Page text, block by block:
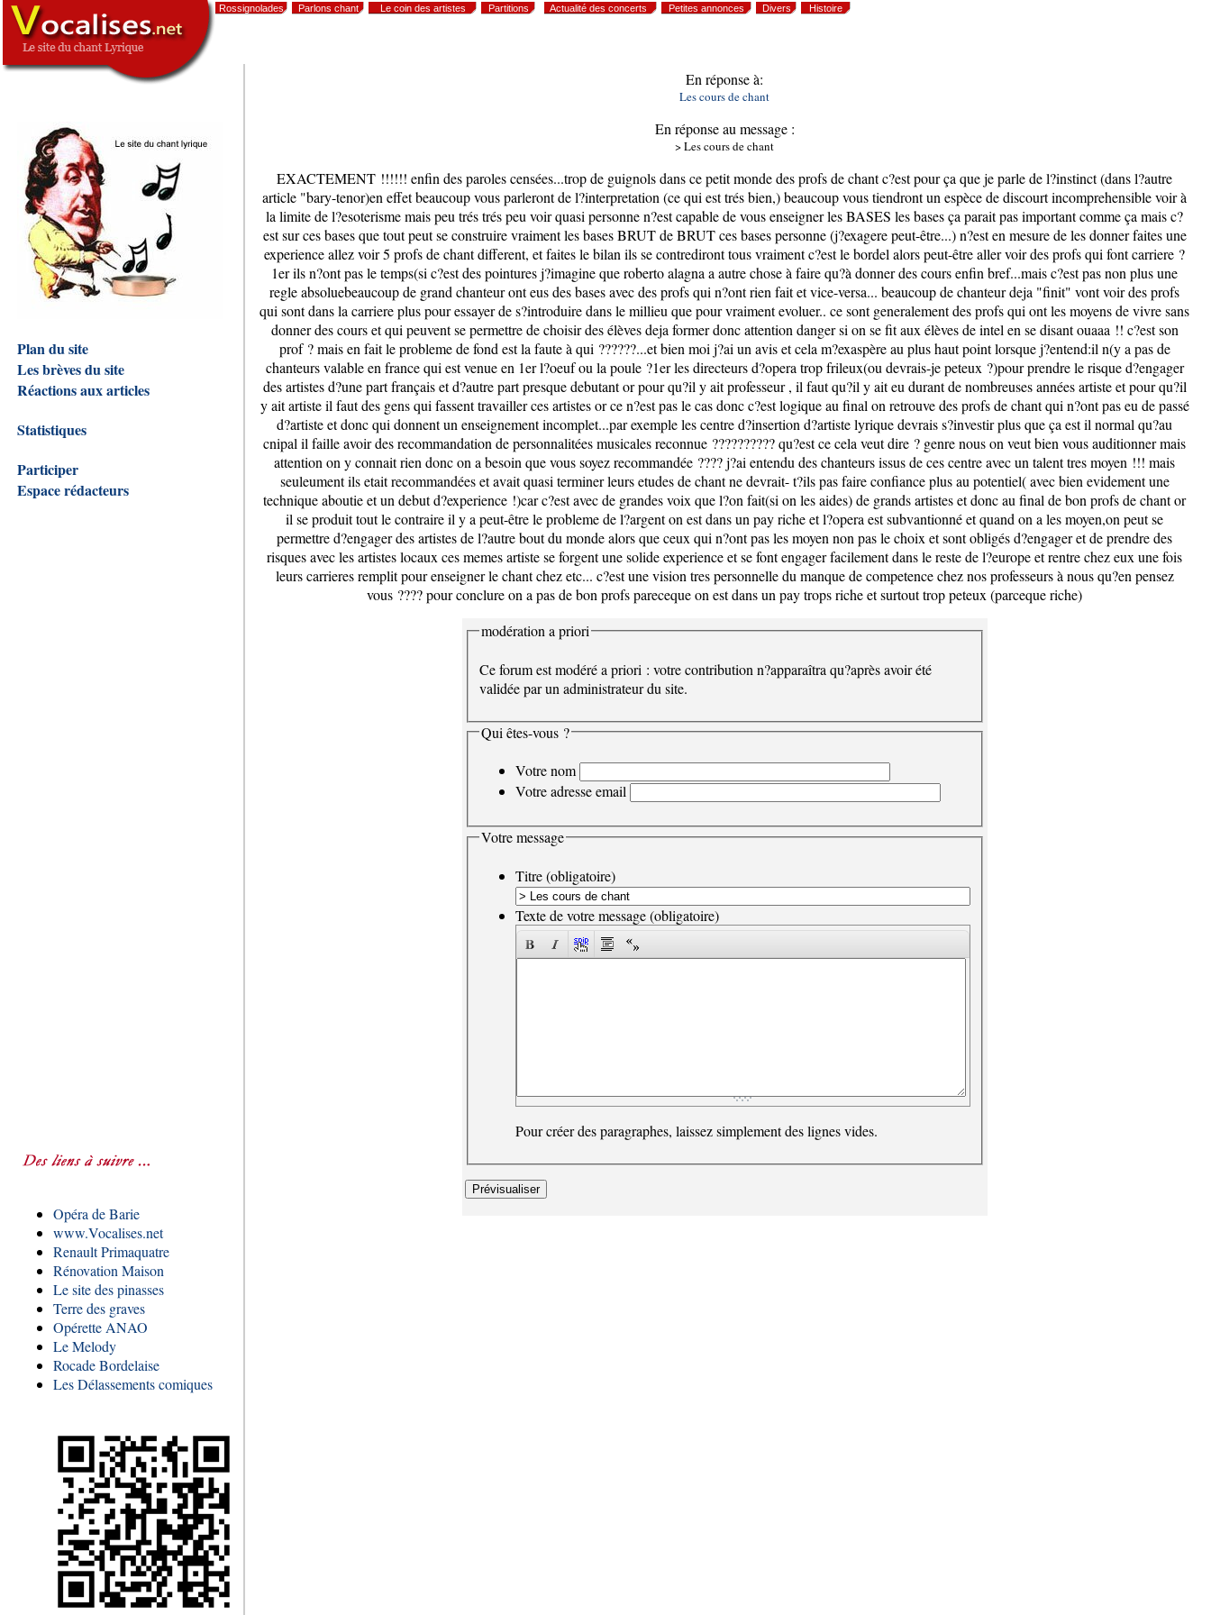
Rossignolades Parlons chant Le coin des artistes Partitions Actualité des concerts Petites annonces Divers Histoire
Plan du site
Les brèves du site
Réactions aux articles
Statistiques
Participer
Espace rédacteurs
Opéra de Barie
www.Vocalises.net
Renault Primaquatre
Rénovation Maison
Le site des pinasses
Terre des graves
Opérette ANAO
Le Melody
Rocade Bordelaise
Les Délassements comiques
En réponse à:
Les cours de chant
En réponse au message :
> Les cours de chant
EXACTEMENT !!!!!! enfin des paroles censées...trop de guignols dans ce petit monde des profs de chant c?est pour ça que je parle de l?instinct (dans l?autre
article "bary-tenor)en effet beaucoup vous parleront de l?interpretation (ce qui est trés bien,) beaucoup vous tiendront un espèce de discourt incomprehensible voir à
la limite de l?esoterisme mais peu trés trés peu voir quasi personne n?est capable de vous enseigner les BASES les bases ça parait pas important comme ça mais c?
est sur ces bases que tout peut se construire vraiment les bases BRUT de BRUT ces bases personne (j?exagere peut-être...) n?est en mesure de les donner faites une
experience allez voir 5 profs de chant different, et faites le bilan ils se contrediront tous vraiment c?est le bordel alors peut-être aller voir des profs qui font carriere ?
1er ils n?ont pas le temps(si c?est des pointures j?imagine que roberto alagna a autre chose à faire qu?à donner des cours enfin bref...mais c?est pas non plus une
regle absoluebeaucoup de grand chanteur ont eus des bases avec des profs qui n?ont rien fait et vice-versa... beaucoup de chanteur deja "finit" vont voir des profs
qui sont dans la carriere plus pour essayer de s?introduire dans le millieu que pour vraiment evoluer.. ce sont generalement des profs qui ont les moyens de vivre sans
donner des cours et qui peuvent se permettre de choisir des élèves deja former donc attention danger si on se fit aux élèves de intel en se disant ouaaa !! c?est son
prof ? mais en fait le probleme de fond est la faute à qui ??????...et bien moi j?ai un avis et cela m?exaspère au plus haut point lorsque j?entend:il n(y a pas de
chanteurs valable en france qui est venue en 1er l?oeuf ou la poule ?1er les directeurs d?opera trop frileux(ou devrais-je peteux ?)pour prendre le risque d?engager
des artistes d?une part français et d?autre part presque debutant or pour qu?il y ait professeur , il faut qu?il y ait eu durant de nombreuses années artiste et pour qu?il
y ait artiste il faut des gens qui fassent travailler ces artistes or ce n?est pas le cas donc c?est logique au final on retrouve des profs de chant qui n?ont pas eu de passé
d?artiste et donc qui donnent un enseignement incomplet...par exemple les centre d?insertion d?artiste lyrique devrais s?investir plus que ça est il normal qu?au
cnipal il faille avoir des recommandation de personnalitées musicales reconnue ?????????? qu?est ce cela veut dire ? genre nous on veut bien vous auditionner mais
attention on y connait rien donc on a besoin que vous soyez recommandée ???? j?ai entendu des chanteurs issus de ces centre avec un talent tres moyen !!! mais
seuleument ils etait recommandées et avait quasi terminer leurs etudes de chant ne devrait- t?ils pas faire confiance plus au potentiel( avec bien evidement une
technique aboutie et un debut d?experience !)car c?est avec de grandes voix que l?on fait(si on les aides) de grands artistes et donc au final de bon profs de chant or
il se produit tout le contraire il y a peut-être le probleme de l?argent on est dans un pay riche et l?opera est subvantionné et quand on a les moyen,on peut se
permettre d?engager des artistes de l?autre bout du monde alors que ceux qui n?ont pas les moyen non pas le choix et sont obligés d?engager et de prendre des
risques avec les artistes locaux ces memes artiste se forgent une solide experience et se font engager facilement dans le reste de l?europe et rentre chez eux une fois
leurs carrieres remplit pour enseigner le chant chez etc... c?est une vision tres personnelle du manque de competence chez nos professeurs à nous qu?en pensez
vous ???? pour conclure on a pas de bon profs pareceque on est dans un pay trops riche et surtout trop peteux (parceque riche)
modération a priori
Ce forum est modéré a priori : votre contribution n?apparaîtra qu?après avoir été
validée par un administrateur du site.
Qui êtes-vous ?
Votre nom
Votre adresse email
Votre message
Titre (obligatoire)
Texte de votre message (obligatoire)
Pour créer des paragraphes, laissez simplement des lignes vides.